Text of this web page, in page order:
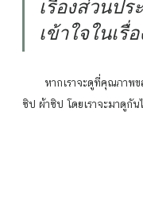
เรื่องส่วนป
เข้าใจในเรื่
ซิป ผ้าซิป โดยเราจะมาดูกั